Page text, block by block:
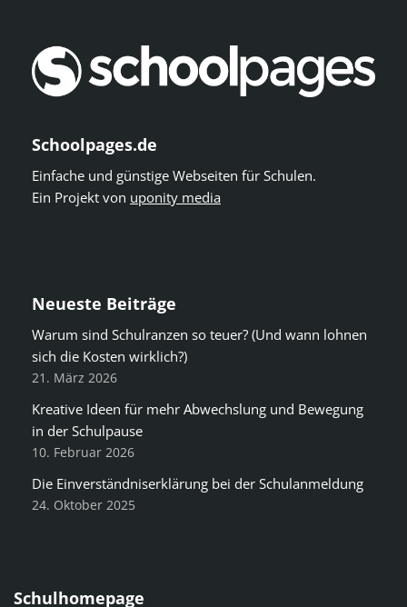
Schoolpages.de
Einfache und günstige Webseiten für Schulen.
Ein Projekt von uponity media
Neueste Beiträge
Warum sind Schulranzen so teuer? (Und wann lohnen
sich die Kosten wirklich?)
21. März 2026
Kreative Ideen für mehr Abwechslung und Bewegung
in der Schulpause
10. Februar 2026
Die Einverständniserklärung bei der Schulanmeldung
24. Oktober 2025
Schulhomepage